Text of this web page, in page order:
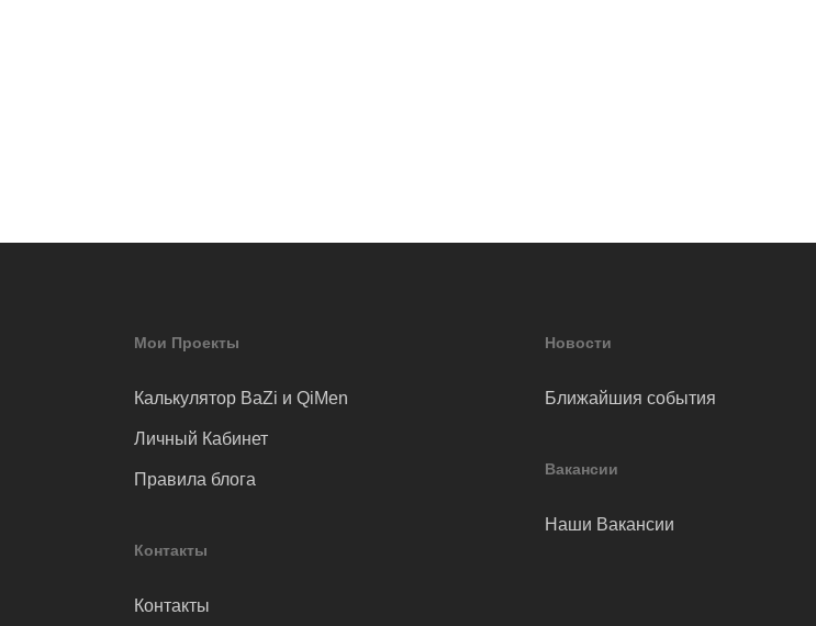
Мои Проекты
Калькулятор BaZi и QiMen
Личный Кабинет
Правила блога
Контакты
Контакты
Новости
Ближайшия события
Вакансии
Наши Вакансии